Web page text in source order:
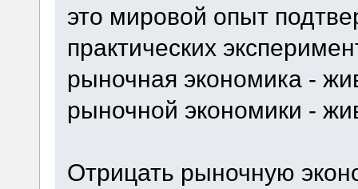
это мировой опыт
практических
рыночная экономика -
рыночной экономики -
Отрицать рыночную